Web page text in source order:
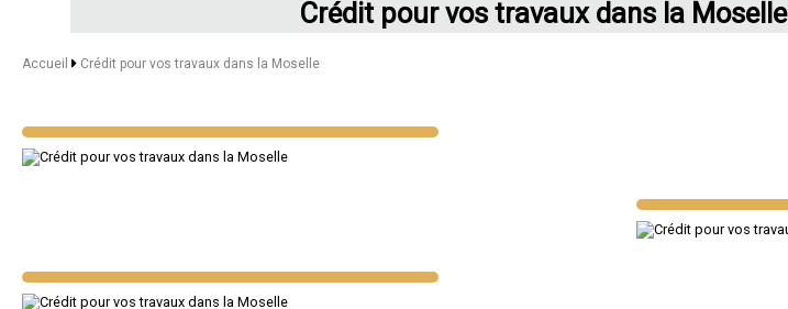
Crédit pour vos travaux dans la Moselle
Accueil Crédit pour vos travaux dans la Moselle